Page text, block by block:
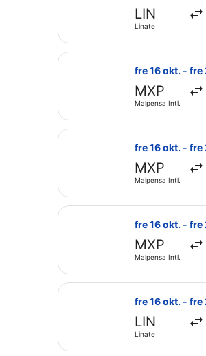
LIN
Linate
fre 16 okt. - fre
MXP
Malpensa Intl.
Välj flyg med
fre 16 okt. - fre
MXP
Malpensa Intl.
Välj flyg med
fre 16 okt. - fre
MXP
Malpensa Intl.
Välj flyg med
fre 16 okt. - fre
LIN
Linate
Välj flyg med